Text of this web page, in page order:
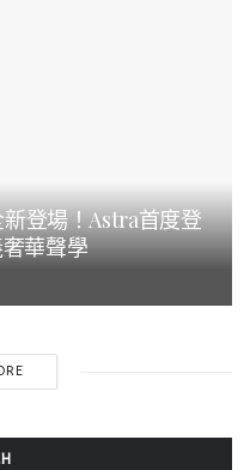
登場！Astra首度登
華聲學